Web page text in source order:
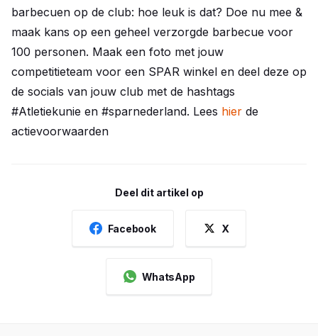
barbecuen op de club: hoe leuk is dat? Doe nu mee &
maak kans op een geheel verzorgde barbecue voor
100 personen. Maak een foto met jouw
competitieteam voor een SPAR winkel en deel deze op
de socials van jouw club met de hashtags
#Atletiekunie en #sparnederland. Lees hier de
actievoorwaarden
Deel dit artikel op
Facebook X
WhatsApp